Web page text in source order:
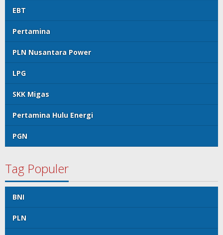
EBT
Pertamina
PLN Nusantara Power
LPG
SKK Migas
Pertamina Hulu Energi
PGN
Tag Populer
BNI
PLN